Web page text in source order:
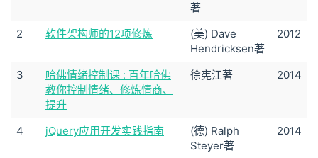
著
2 软件架构师的12项修炼
(美) Dave
Hendricksen著
2012
3
哈佛情绪控制课 : 百年哈佛
教你控制情绪、修炼情商、
提升
徐宪江著 2014
4 jQuery应用开发实践指南
(德) Ralph
Steyer著
2014